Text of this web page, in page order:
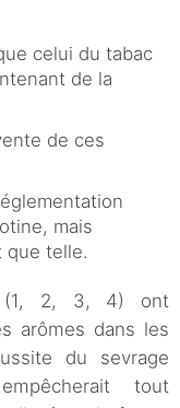
celui du tabac
de la
de ces
mais
que telle.
(1, 2, 3, 4) ont
arômes dans les
du sevrage
tout